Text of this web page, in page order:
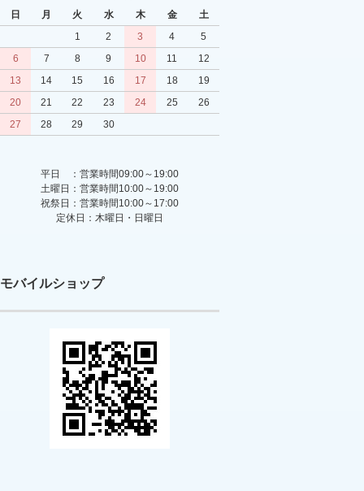
日
月 火 水 木 金
土
1
2 3 4
5
6
7 8 9 10 11
12
13
14 15 16 17 18
19
20
21 22 23 24 25
26
27
28 29 30
平日 ：営業時間09:00～19:00
土曜日：営業時間10:00～19:00
祝祭日：営業時間10:00～17:00
定休日：木曜日・日曜日
モバイルショップ